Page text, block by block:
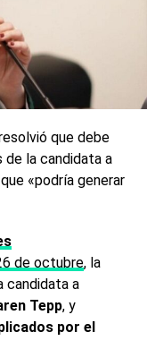
que debe
la candidata a
«podría generar
de octubre, la
candidata a
Tepp, y
por el